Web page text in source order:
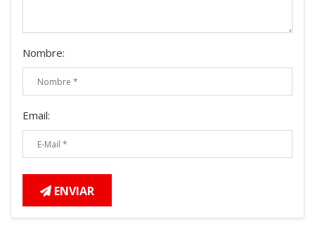
Nombre:
Email:
ENVIAR